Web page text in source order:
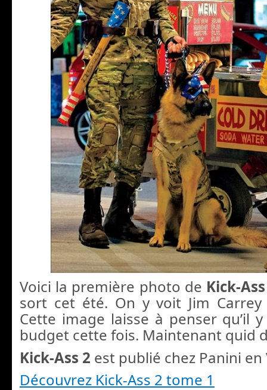
Voici la première photo de Kick-
sort cet été. On y voit Jim
Cette image laisse à penser qu’il
budget cette fois. Maintenant quid
Kick-Ass 2 est publié chez Panini en
Découvrez Kick-Ass 2 tome 1